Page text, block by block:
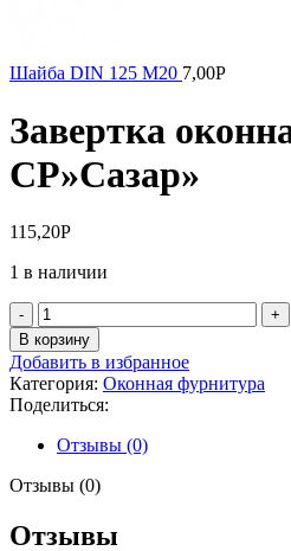
Шайба DIN 125 М20 7,00Р
Завертка
CP»Сазар»
115,20Р
1 в наличии
Количество
товара
Завертка
оконная
P-
02
CP"Сазар"
В корзину
Добавить в избранное
Категория: Оконная фурнитура
Поделиться:
Отзывы (0)
Отзывы (0)
Отзывы